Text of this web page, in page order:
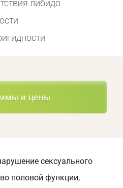
либидо
и цены
сексуального
половой функции,